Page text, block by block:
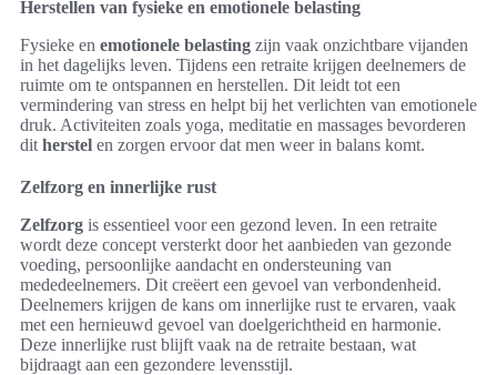
Herstellen van fysieke en emotionele belasting
Fysieke en emotionele belasting zijn vaak onzichtbare vijanden
in het dagelijks leven. Tijdens een retraite krijgen deelnemers de
ruimte om te ontspannen en herstellen. Dit leidt tot een
vermindering van stress en helpt bij het verlichten van emotionele
druk. Activiteiten zoals yoga, meditatie en massages bevorderen
dit herstel en zorgen ervoor dat men weer in balans komt.
Zelfzorg en innerlijke rust
Zelfzorg is essentieel voor een gezond leven. In een retraite
wordt deze concept versterkt door het aanbieden van gezonde
voeding, persoonlijke aandacht en ondersteuning van
mededeelnemers. Dit creëert een gevoel van verbondenheid.
Deelnemers krijgen de kans om innerlijke rust te ervaren, vaak
met een hernieuwd gevoel van doelgerichtheid en harmonie.
Deze innerlijke rust blijft vaak na de retraite bestaan, wat
bijdraagt aan een gezondere levensstijl.